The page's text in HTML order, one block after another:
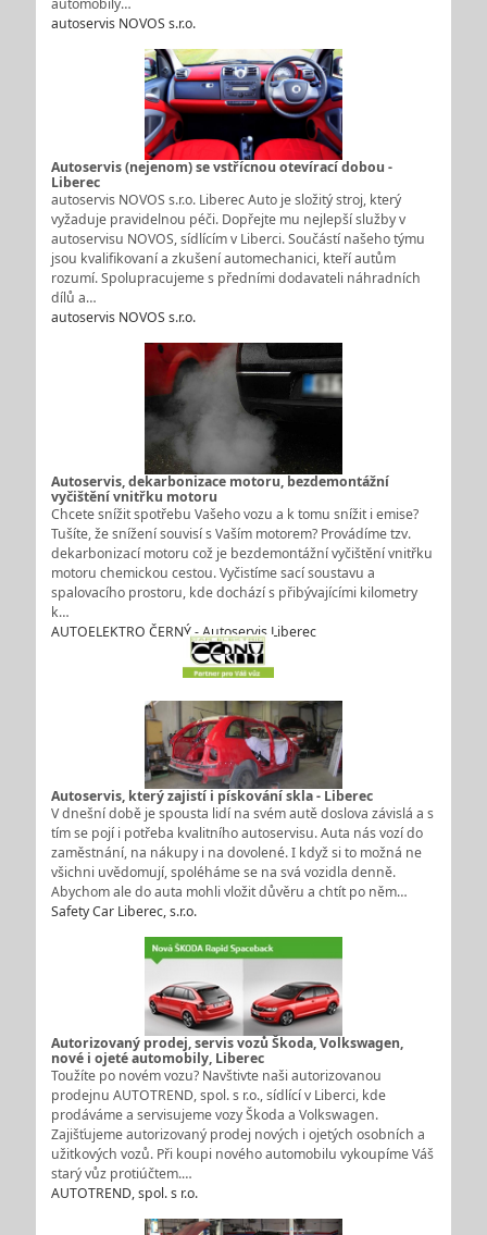
automobily…
autoservis NOVOS s.r.o.
Autoservis (nejenom) se vstřícnou otevírací dobou -
Liberec
autoservis NOVOS s.r.o. Liberec Auto je složitý stroj, který
vyžaduje pravidelnou péči. Dopřejte mu nejlepší služby v
autoservisu NOVOS, sídlícím v Liberci. Součástí našeho týmu
jsou kvalifikovaní a zkušení automechanici, kteří autům
rozumí. Spolupracujeme s předními dodavateli náhradních
dílů a…
autoservis NOVOS s.r.o.
Autoservis, dekarbonizace motoru, bezdemontážní
vyčištění vnitřku motoru
Chcete snížit spotřebu Vašeho vozu a k tomu snížit i emise?
Tušíte, že snížení souvisí s Vaším motorem? Provádíme tzv.
dekarbonizací motoru což je bezdemontážní vyčištění vnitřku
motoru chemickou cestou. Vyčistíme sací soustavu a
spalovacího prostoru, kde dochází s přibývajícími kilometry
k…
AUTOELEKTRO ČERNÝ - Autoservis Liberec
Autoservis, který zajistí i pískování skla - Liberec
V dnešní době je spousta lidí na svém autě doslova závislá a s
tím se pojí i potřeba kvalitního autoservisu. Auta nás vozí do
zaměstnání, na nákupy i na dovolené. I když si to možná ne
všichni uvědomují, spoléháme se na svá vozidla denně.
Abychom ale do auta mohli vložit důvěru a chtít po něm…
Safety Car Liberec, s.r.o.
Autorizovaný prodej, servis vozů Škoda, Volkswagen,
nové i ojeté automobily, Liberec
Toužíte po novém vozu? Navštivte naši autorizovanou
prodejnu AUTOTREND, spol. s r.o., sídlící v Liberci, kde
prodáváme a servisujeme vozy Škoda a Volkswagen.
Zajišťujeme autorizovaný prodej nových i ojetých osobních a
užitkových vozů. Při koupi nového automobilu vykoupíme Váš
starý vůz protiúčtem.…
AUTOTREND, spol. s r.o.